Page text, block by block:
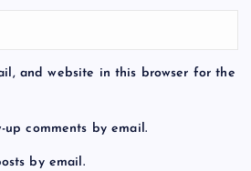
and website in this browser for the
comments by email.
by email.